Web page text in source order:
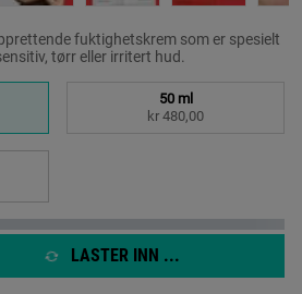
fuktighetskrem som er spesielt
tørr eller irritert hud.
Selected
50 ml
kr 480,00
, 2 of 3
variation is out of stock,
LASTER INN ...